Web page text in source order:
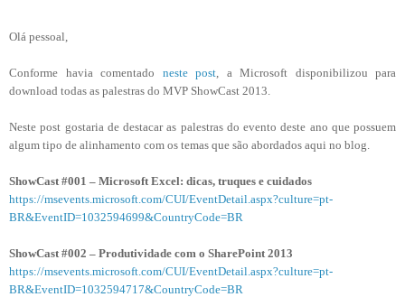
Olá pessoal,
Conforme havia comentado neste post, a Microsoft disponibilizou para
download todas as palestras do MVP ShowCast 2013.
Neste post gostaria de destacar as palestras do evento deste ano que possuem
algum tipo de alinhamento com os temas que são abordados aqui no blog.
ShowCast #001 – Microsoft Excel: dicas, truques e cuidados
https://msevents.microsoft.com/CUI/EventDetail.aspx?culture=pt-
BR&EventID=1032594699&CountryCode=BR
ShowCast #002 – Produtividade com o SharePoint 2013
https://msevents.microsoft.com/CUI/EventDetail.aspx?culture=pt-
BR&EventID=1032594717&CountryCode=BR